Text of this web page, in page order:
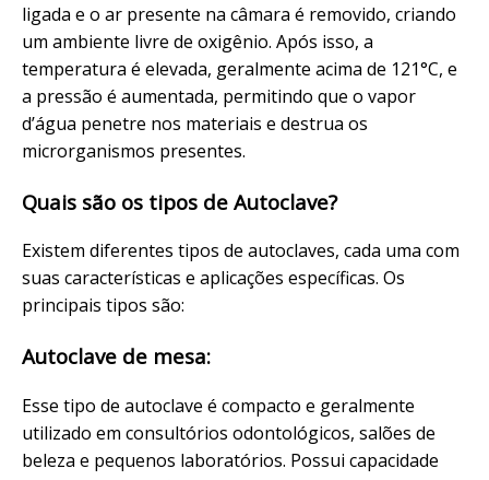
ligada e o ar presente na câmara é removido, criando
um ambiente livre de oxigênio. Após isso, a
temperatura é elevada, geralmente acima de 121°C, e
a pressão é aumentada, permitindo que o vapor
d’água penetre nos materiais e destrua os
microrganismos presentes.
Quais são os tipos de Autoclave?
Existem diferentes tipos de autoclaves, cada uma com
suas características e aplicações específicas. Os
principais tipos são:
Autoclave de mesa:
Esse tipo de autoclave é compacto e geralmente
utilizado em consultórios odontológicos, salões de
beleza e pequenos laboratórios. Possui capacidade